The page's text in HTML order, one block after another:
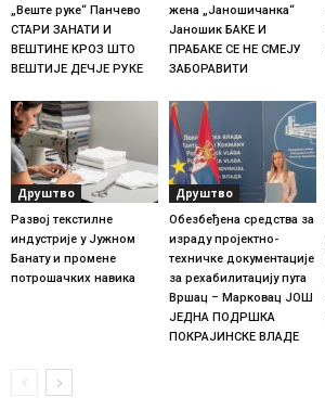
„Веште руке“ Панчево
СТАРИ ЗАНАТИ И
ВЕШТИНЕ КРОЗ ШТО
ВЕШТИЈЕ ДЕЧЈЕ РУКЕ
жена „Јаношичанка“
Јаношик БАКЕ И
ПРАБАКЕ СЕ НЕ СМЕЈУ
ЗАБОРАВИТИ
Друштво
Развој текстилне
индустрије у Јужном
Банату и промене
потрошачких навика
Друштво
Обезбеђена средства за
израду пројектно-
техничке документације
за рехабилитацију пута
Вршац – Марковац ЈОШ
ЈЕДНА ПОДРШКА
ПОКРАЈИНСКЕ ВЛАДЕ